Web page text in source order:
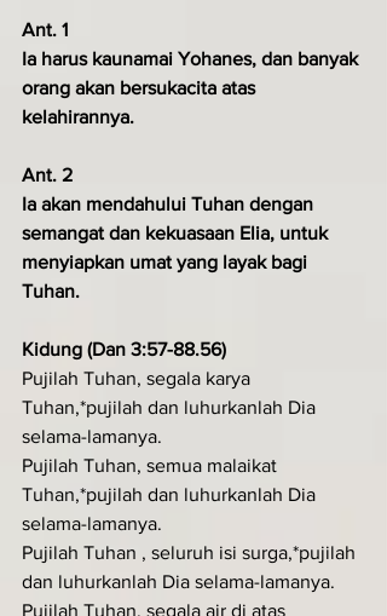
Ant. 1
Ia harus kaunamai Yohanes, dan banyak
orang akan bersukacita atas
kelahirannya.
Ant. 2
Ia akan mendahului Tuhan dengan
semangat dan kekuasaan Elia, untuk
menyiapkan umat yang layak bagi
Tuhan.
Kidung (Dan 3:57-88.56)
Pujilah Tuhan, segala karya
Tuhan,*pujilah dan luhurkanlah Dia
selama-lamanya.
Pujilah Tuhan, semua malaikat
Tuhan,*pujilah dan luhurkanlah Dia
selama-lamanya.
Pujilah Tuhan , seluruh isi surga,*pujilah
dan luhurkanlah Dia selama-lamanya.
Pujilah Tuhan, segala air di atas